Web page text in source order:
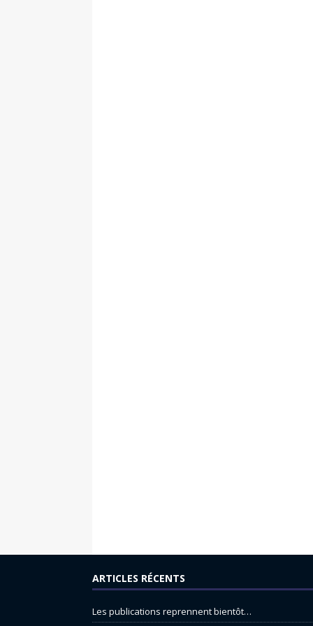
ARTICLES RÉCENTS
Les publications reprennent bientôt…